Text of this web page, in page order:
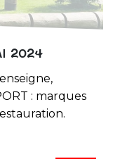
2024
: marques